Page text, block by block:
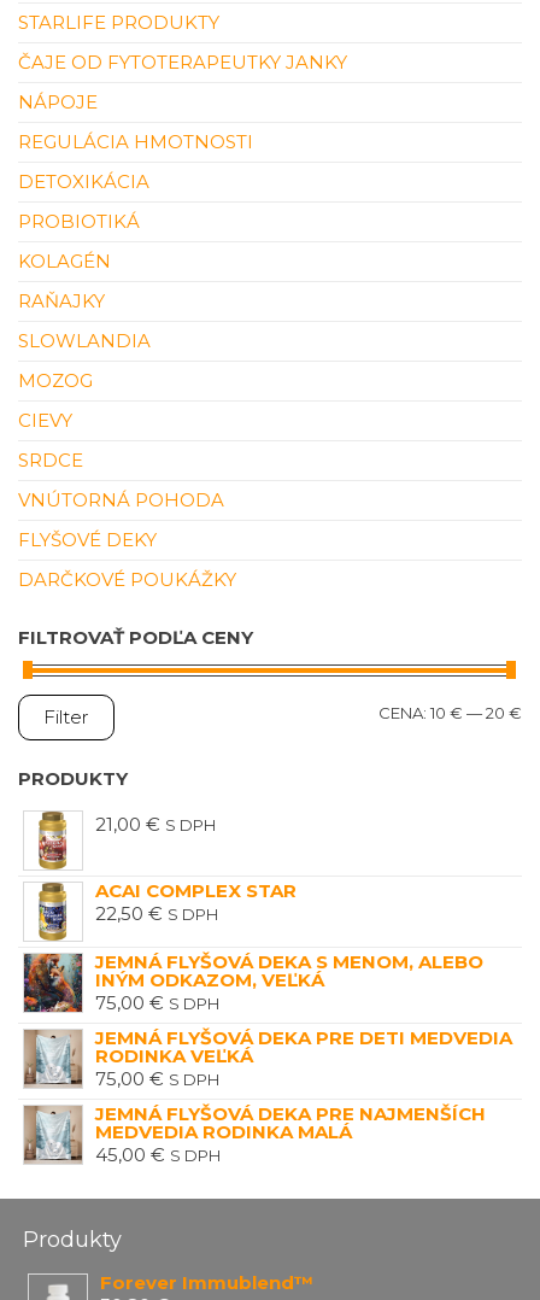
STARLIFE PRODUKTY
ČAJE OD FYTOTERAPEUTKY JANKY
NÁPOJE
REGULÁCIA HMOTNOSTI
DETOXIKÁCIA
PROBIOTIKÁ
KOLAGÉN
RAŇAJKY
SLOWLANDIA
MOZOG
CIEVY
SRDCE
VNÚTORNÁ POHODA
FLYŠOVÉ DEKY
DARČKOVÉ POUKÁŽKY
FILTROVAŤ PODĽA CENY
Filter CENA: 10 € —20 €
PRODUKTY
21,00 € S DPH
ACAI COMPLEX STAR
22,50 € S DPH
JEMNÁ FLYŠOVÁ DEKA S MENOM, ALEBO
INÝM ODKAZOM, VEĽKÁ
75,00 € S DPH
JEMNÁ FLYŠOVÁ DEKA PRE DETI MEDVEDIA
RODINKA VEĽKÁ
75,00 € S DPH
JEMNÁ FLYŠOVÁ DEKA PRE NAJMENŠÍCH
MEDVEDIA RODINKA MALÁ
45,00 € S DPH
Produkty
Forever Immublend™